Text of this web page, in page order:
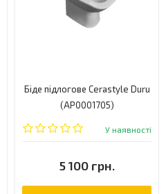
Біде підлогове Cerastyle Duru
(AP0001705)
У наявності
5 100 грн.